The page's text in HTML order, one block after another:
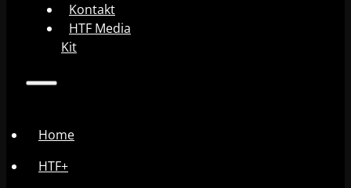
Kontakt
HTF Media
Kit
Home
HTF+